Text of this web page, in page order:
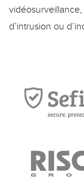
d’intrusion ou